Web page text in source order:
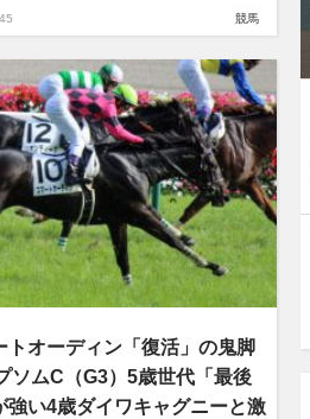
競馬
トオーディン「復活」の鬼脚
ソムC（G3）5歳世代「最後
強い4歳ダイワキャグニーと激